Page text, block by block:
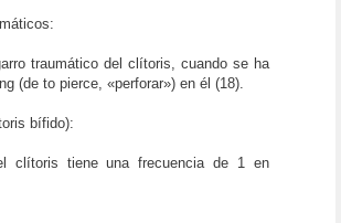
traumático del clítoris, cuando se ha
(de to pierce, «perforar») en él (18).
bífido):
clítoris tiene una frecuencia de 1 en